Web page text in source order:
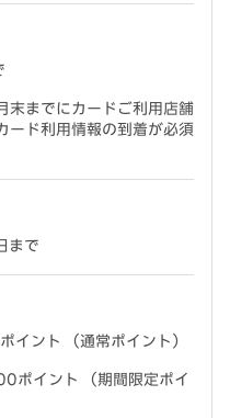
末までにカードご利用店舗
ード利用情報の到着が必須
まで
イント （通常ポイント）
ポイント （期間限定ポイ